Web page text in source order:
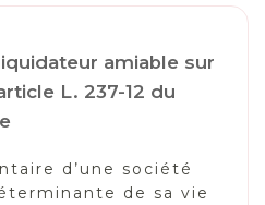
amiable sur
L. 237-12 du
d’une société
de sa vie